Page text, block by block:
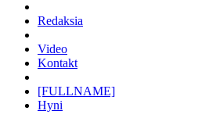
Redaksia
Video
Kontakt
[FULLNAME]
Hyni